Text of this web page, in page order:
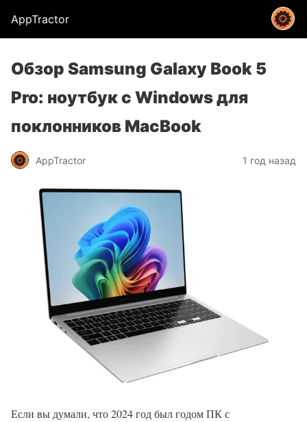
AppTractor
Обзор Samsung Galaxy Book 5
Pro: ноутбук с Windows для
поклонников MacBook
AppTractor 1 год назад
Если вы думали, что 2024 год был годом ПК с